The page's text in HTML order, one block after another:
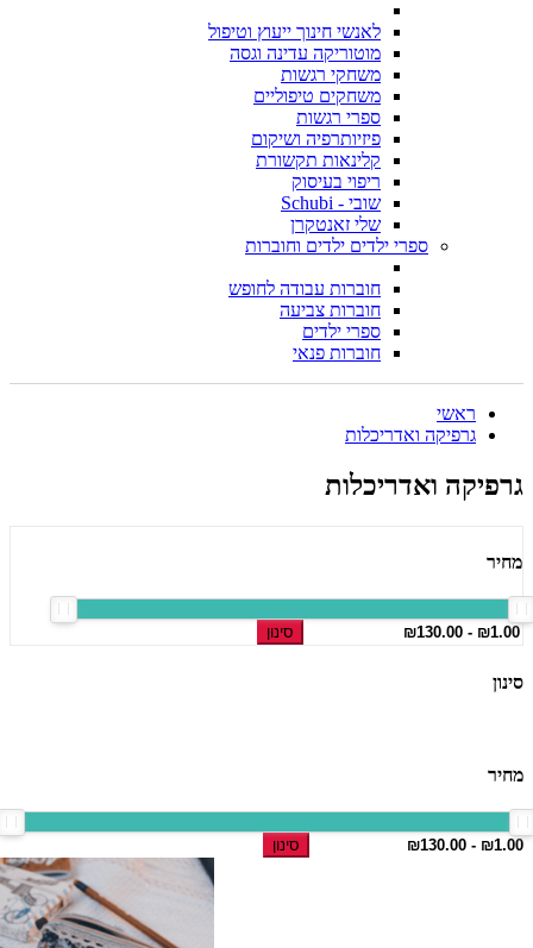
לאנשי חינוך ייעוץ וטיפול
מוטוריקה עדינה וגסה
משחקי רגשות
משחקים טיפוליים
ספרי רגשות
פיזיותרפיה ושיקום
קלינאות תקשורת
ריפוי בעיסוק
שובי - Schubi
שלי זאנטקרן
ספרי ילדים ילדים וחוברות
חוברות עבודה לחופש
חוברות צביעה
ספרי ילדים
חוברות פנאי
ראשי
גרפיקה ואדריכלות
גרפיקה ואדריכלות
מחיר
סינון
סינון
מחיר
סינון